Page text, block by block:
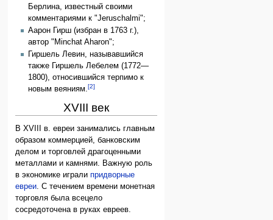
Берлина, известный своими
комментариями к "Jeruschalmi";
Аарон Гирш (избран в 1763 г.),
автор "Minchat Aharon";
Гиршель Левин, называвшийся
также Гиршель Лебелем (1772—
1800), относившийся терпимо к
новым веяниям.[2]
XVIII век
В XVIII в. евреи занимались главным
образом коммерцией, банковским
делом и торговлей драгоценными
металлами и камнями. Важную роль
в экономике игралипридворные
евреи. С течением времени монетная
торговля была всецело
сосредоточена в руках евреев.